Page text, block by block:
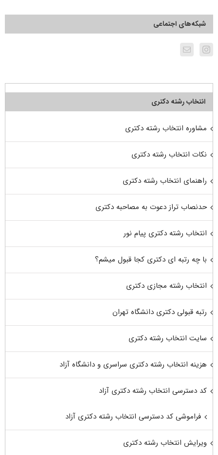
شبکه‌های اجتماعی
انتخاب رشته دکتری
مشاوره انتخاب رشته دکتری
نکات انتخاب رشته دکتری
راهنمای انتخاب رشته دکتری
حدنصاب تراز دعوت به مصاحبه دکتری
انتخاب رشته دکتری پیام نور
با چه رتبه ای دکتری کجا قبول میشم؟
انتخاب رشته مجازی دکتری
رتبه قبولی دکتری دانشگاه تهران
سایت انتخاب رشته دکتری
هزینه انتخاب رشته دکتری سراسری و دانشگاه آزاد
کد دسترسی انتخاب رشته دکتری آزاد
فراموشی کد دسترسی انتخاب رشته دکتری آزاد
ویرایش انتخاب رشته دکتری